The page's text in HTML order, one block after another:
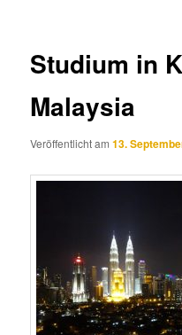
Studium in
Malaysia
Veröffentlicht am13.